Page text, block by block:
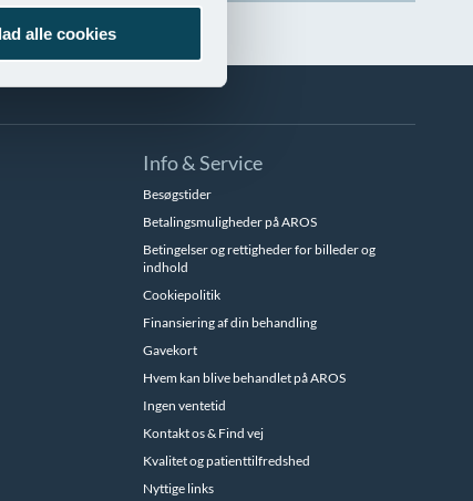
alle cookies
Info & Service
Besøgstider
Betalingsmuligheder på AROS
Betingelser og rettigheder for billeder og
indhold
Cookiepolitik
Finansiering af din behandling
Gavekort
Hvem kan blive behandlet på AROS
Ingen ventetid
Kontakt os & Find vej
Kvalitet og patienttilfredshed
Nyttige links